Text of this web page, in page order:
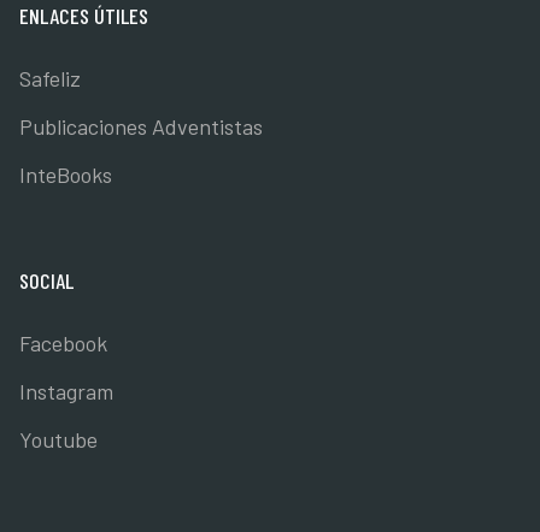
ENLACES ÚTILES
Safeliz
Publicaciones Adventistas
InteBooks
SOCIAL
Facebook
Instagram
Youtube